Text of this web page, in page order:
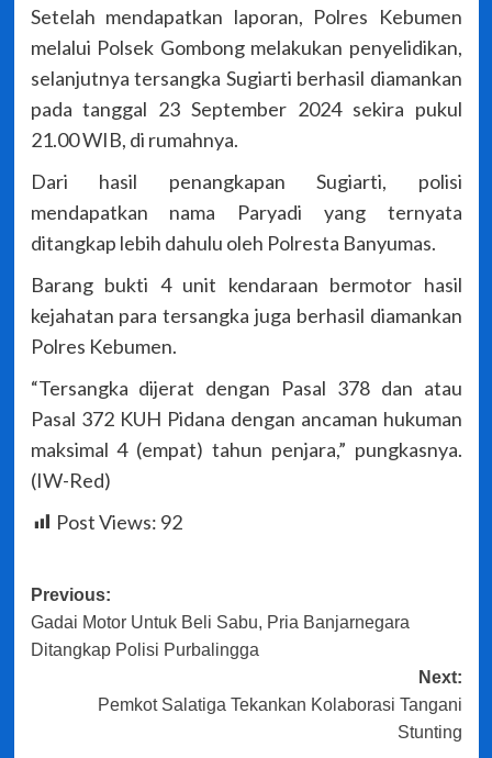
Setelah mendapatkan laporan, Polres Kebumen
melalui Polsek Gombong melakukan penyelidikan,
selanjutnya tersangka Sugiarti berhasil diamankan
pada tanggal 23 September 2024 sekira pukul
21.00 WIB, di rumahnya.
Dari hasil penangkapan Sugiarti, polisi
mendapatkan nama Paryadi yang ternyata
ditangkap lebih dahulu oleh Polresta Banyumas.
Barang bukti 4 unit kendaraan bermotor hasil
kejahatan para tersangka juga berhasil diamankan
Polres Kebumen.
“Tersangka dijerat dengan Pasal 378 dan atau
Pasal 372 KUH Pidana dengan ancaman hukuman
maksimal 4 (empat) tahun penjara,” pungkasnya.
(IW-Red)
Post Views: 92
Post
navigation
Previous:
Gadai Motor Untuk Beli Sabu, Pria Banjarnegara
Ditangkap Polisi Purbalingga
Next:
Pemkot Salatiga Tekankan Kolaborasi Tangani
Stunting